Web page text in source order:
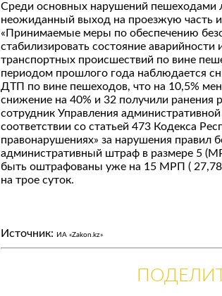
Среди основных нарушений пешеходами
неожиданный выход на проезжую часть
«Принимаемые меры по обеспечению
стабилизировать состояние
транспортных происшествий по вине
периодом прошлого года наблюдается
ДТП по вине пешеходов, что на 10,5%
снижение на 40% и 32 получили ранения
сотрудник Управления
соответствии со статьей 473 Кодекса
правонарушениях» за нарушения правил
административный штраф в размере 5
быть оштрафованы уже на 15 МРП (
на трое суток.
Источник: ИА «Zakon.kz»